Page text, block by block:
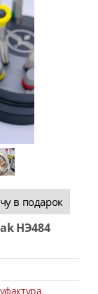
в подарок
HЭ484